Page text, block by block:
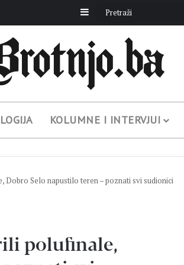
Sidebar
KOLUMNE I INTERVJUI
Selo napustilo teren – poznati svi sudionici
polufinale,